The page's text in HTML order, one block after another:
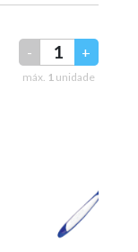
- +
máx. 1 unidade